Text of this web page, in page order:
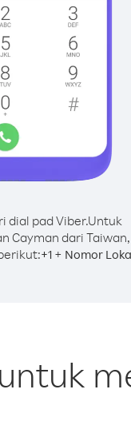
dial pad Viber.Untuk
Cayman dari Taiwan,
+1 + Nomor